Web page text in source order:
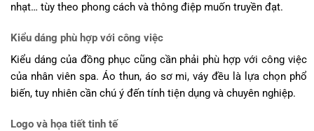
nhạt… tùy theo phong cách và thông điệp muốn truyền đạt.
Kiểu dáng phù hợp với công việc
Kiểu dáng của đồng phục cũng cần phải phù hợp với công việc
của nhân viên spa. Áo thun, áo sơ mi, váy đều là lựa chọn phổ
biến, tuy nhiên cần chú ý đến tính tiện dụng và chuyên nghiệp.
Logo và họa tiết tinh tế